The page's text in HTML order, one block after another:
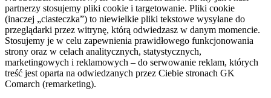
partnerzy stosujemy pliki cookie i targetowanie. Pliki cookie
(inaczej „ciasteczka”) to niewielkie pliki tekstowe wysyłane do
przeglądarki przez witrynę, którą odwiedzasz w danym momencie.
Stosujemy je w celu zapewnienia prawidłowego funkcjonowania
strony oraz w celach analitycznych, statystycznych,
marketingowych i reklamowych – do serwowanie reklam, których
treść jest oparta na odwiedzanych przez Ciebie stronach GK
Comarch (remarketing).